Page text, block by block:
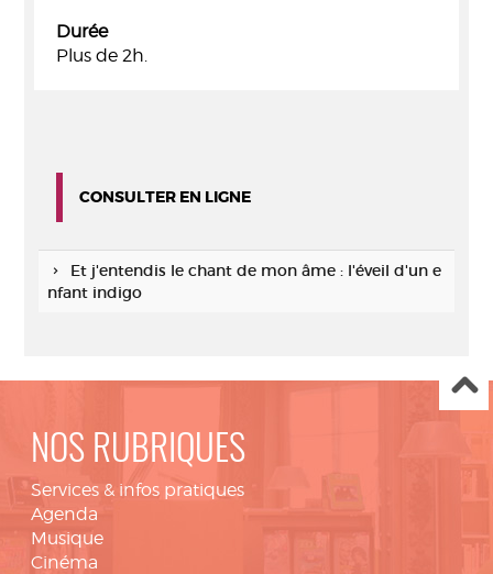
Durée
Plus de 2h.
CONSULTER EN LIGNE
Et j'entendis le chant de mon âme : l'éveil d'un e
nfant indigo
NOS RUBRIQUES
Services & infos pratiques
Agenda
Musique
Cinéma